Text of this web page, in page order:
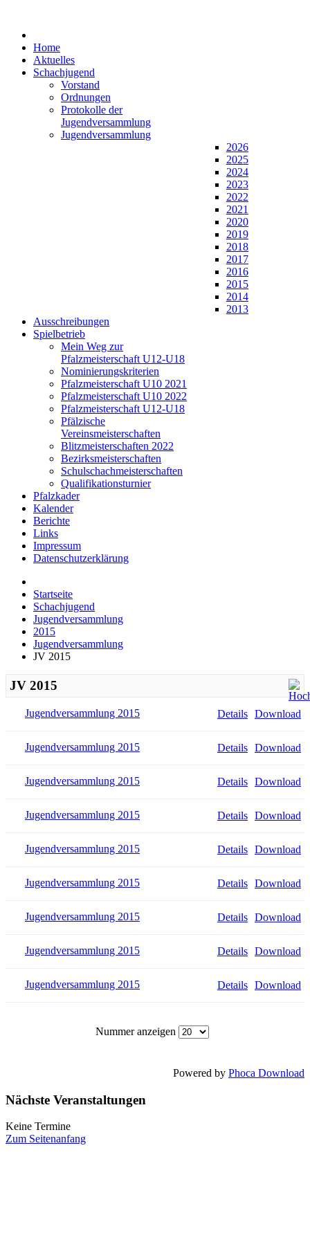
Home
Aktuelles
Schachjugend
Vorstand
Ordnungen
Protokolle der
Jugendversammlung
Jugendversammlung
2026
2025
2024
2023
2022
2021
2020
2019
2018
2017
2016
2015
2014
2013
Ausschreibungen
Spielbetrieb
Mein Weg zur
Pfalzmeisterschaft U12-U18
Nominierungskriterien
Pfalzmeisterschaft U10 2021
Pfalzmeisterschaft U10 2022
Pfalzmeisterschaft U12-U18
Pfälzische
Vereinsmeisterschaften
Blitzmeisterschaften 2022
Bezirksmeisterschaften
Schulschachmeisterschaften
Qualifikationsturnier
Pfalzkader
Kalender
Berichte
Links
Impressum
Datenschutzerklärung
Startseite
Schachjugend
Jugendversammlung
2015
Jugendversammlung
JV 2015
JV 2015
Jugendversammlung 2015 Download
Details
Jugendversammlung 2015 Download
Details
Jugendversammlung 2015 Download
Details
Jugendversammlung 2015 Download
Details
Jugendversammlung 2015 Download
Details
Jugendversammlung 2015 Download
Details
Jugendversammlung 2015 Download
Details
Jugendversammlung 2015 Download
Details
Jugendversammlung 2015 Download
Details
Nummer anzeigen
Powered by Phoca Download
Nächste Veranstaltungen
Keine Termine
Zum Seitenanfang